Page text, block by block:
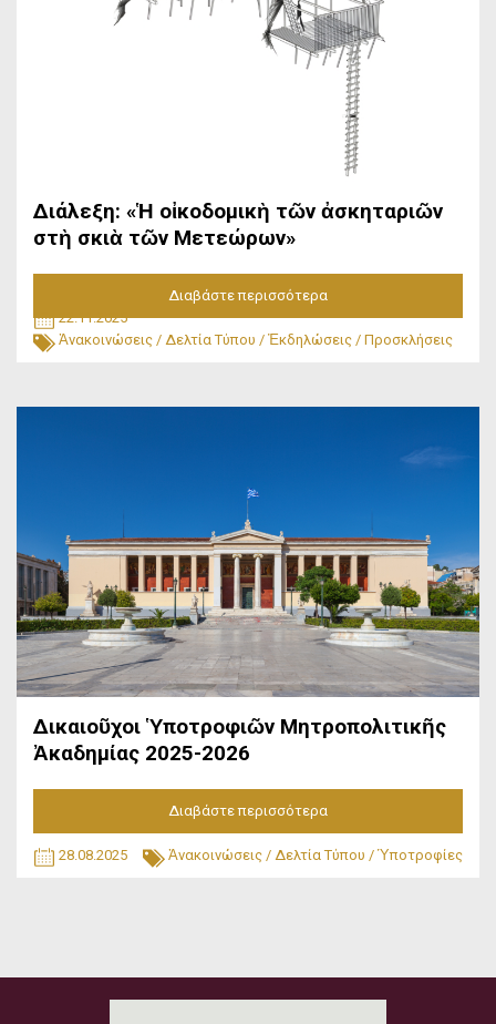
Διάλεξη: «Ἡ οἰκοδομικὴ τῶν ἀσκηταριῶν
στὴ σκιὰ τῶν Μετεώρων»
Διαβάστε περισσότερα
22.11.2025
Ἀνακοινώσεις / Δελτία Τύπου / Ἐκδηλώσεις / Προσκλήσεις
Δικαιοῦχοι Ὑποτροφιῶν Μητροπολιτικῆς
Ἀκαδημίας 2025-2026
Διαβάστε περισσότερα
28.08.2025 Ἀνακοινώσεις / Δελτία Τύπου / Ὑποτροφίες